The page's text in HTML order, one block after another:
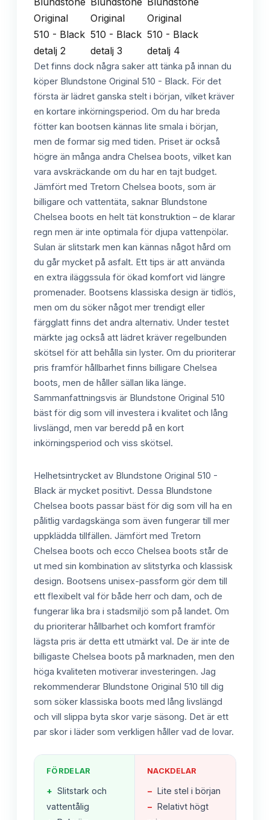
Det finns dock några saker att tänka på innan du
köper Blundstone Original 510 - Black. För det
första är lädret ganska stelt i början, vilket kräver
en kortare inkörningsperiod. Om du har breda
fötter kan bootsen kännas lite smala i början,
men de formar sig med tiden. Priset är också
högre än många andra Chelsea boots, vilket kan
vara avskräckande om du har en tajt budget.
Jämfört med Tretorn Chelsea boots, som är
billigare och vattentäta, saknar Blundstone
Chelsea boots en helt tät konstruktion – de klarar
regn men är inte optimala för djupa vattenpölar.
Sulan är slitstark men kan kännas något hård om
du går mycket på asfalt. Ett tips är att använda
en extra iläggssula för ökad komfort vid längre
promenader. Bootsens klassiska design är tidlös,
men om du söker något mer trendigt eller
färgglatt finns det andra alternativ. Under testet
märkte jag också att lädret kräver regelbunden
skötsel för att behålla sin lyster. Om du prioriterar
pris framför hållbarhet finns billigare Chelsea
boots, men de håller sällan lika länge.
Sammanfattningsvis är Blundstone Original 510
bäst för dig som vill investera i kvalitet och lång
livslängd, men var beredd på en kort
inkörningsperiod och viss skötsel.
Helhetsintrycket av Blundstone Original 510 -
Black är mycket positivt. Dessa Blundstone
Chelsea boots passar bäst för dig som vill ha en
pålitlig vardagskänga som även fungerar till mer
uppklädda tillfällen. Jämfört med Tretorn
Chelsea boots och ecco Chelsea boots står de
ut med sin kombination av slitstyrka och klassisk
design. Bootsens unisex-passform gör dem till
ett flexibelt val för både herr och dam, och de
fungerar lika bra i stadsmiljö som på landet. Om
du prioriterar hållbarhet och komfort framför
lägsta pris är detta ett utmärkt val. De är inte de
billigaste Chelsea boots på marknaden, men den
höga kvaliteten motiverar investeringen. Jag
rekommenderar Blundstone Original 510 till dig
som söker klassiska boots med lång livslängd
och vill slippa byta skor varje säsong. Det är ett
par skor i läder som verkligen håller vad de lovar.
FÖRDELAR
+ Slitstark och
vattentålig
NACKDELAR
− Lite stel i början
− Relativt högt